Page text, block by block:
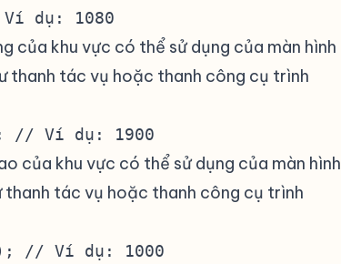
dụ: 1080
của khu vực có thể sử dụng của màn hình
thanh tác vụ hoặc thanh công cụ trình
// Ví dụ: 1900
của khu vực có thể sử dụng của màn hình
tác vụ hoặc thanh công cụ trình
// Ví dụ: 1000